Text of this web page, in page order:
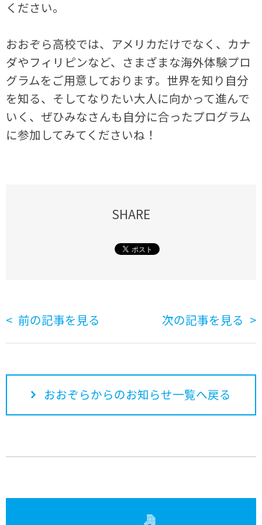
ください。
おおぞら高校では、アメリカだけでなく、カナ
ダやフィリピンなど、さまざまな海外体験プロ
グラムをご用意しております。世界を知り自分
を知る、そしてなりたい大人に向かって進んで
いく、ぜひみなさんも自分に合ったプログラム
に参加してみてくださいね！
SHARE
前の記事を見る 次の記事を見る
おおぞらからのお知らせ一覧へ戻る